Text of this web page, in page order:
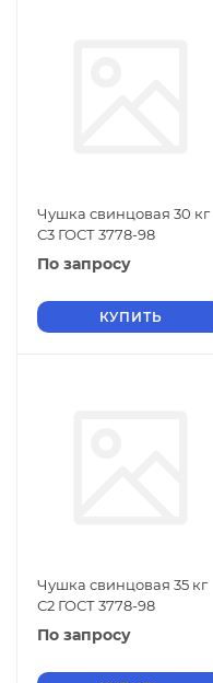
Чушка свинцовая 30 кг
С3 ГОСТ 3778-98
По запросу
КУПИТЬ
Чушка свинцовая 35 кг
С2 ГОСТ 3778-98
По запросу